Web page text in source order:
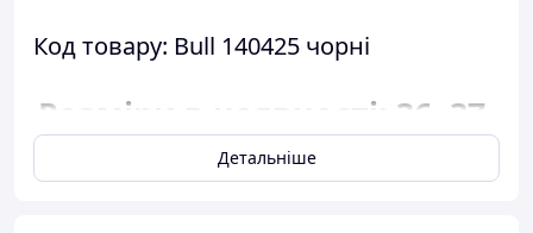
Код товару: Bull 140425 чорні
Розміри в наявності: 36, 37,
38, 39, 40, 41, 42, 43.
Детальніше